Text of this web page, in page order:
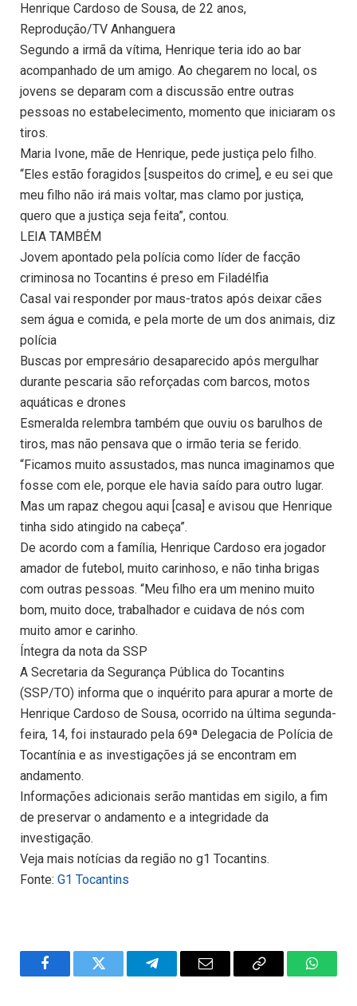
Henrique Cardoso de Sousa, de 22 anos,
Reprodução/TV Anhanguera
Segundo a irmã da vítima, Henrique teria ido ao bar
acompanhado de um amigo. Ao chegarem no local, os
jovens se deparam com a discussão entre outras
pessoas no estabelecimento, momento que iniciaram os
tiros.
Maria Ivone, mãe de Henrique, pede justiça pelo filho.
“Eles estão foragidos [suspeitos do crime], e eu sei que
meu filho não irá mais voltar, mas clamo por justiça,
quero que a justiça seja feita”, contou.
LEIA TAMBÉM
Jovem apontado pela polícia como líder de facção
criminosa no Tocantins é preso em Filadélfia
Casal vai responder por maus-tratos após deixar cães
sem água e comida, e pela morte de um dos animais, diz
polícia
Buscas por empresário desaparecido após mergulhar
durante pescaria são reforçadas com barcos, motos
aquáticas e drones
Esmeralda relembra também que ouviu os barulhos de
tiros, mas não pensava que o irmão teria se ferido.
“Ficamos muito assustados, mas nunca imaginamos que
fosse com ele, porque ele havia saído para outro lugar.
Mas um rapaz chegou aqui [casa] e avisou que Henrique
tinha sido atingido na cabeça”.
De acordo com a família, Henrique Cardoso era jogador
amador de futebol, muito carinhoso, e não tinha brigas
com outras pessoas. “Meu filho era um menino muito
bom, muito doce, trabalhador e cuidava de nós com
muito amor e carinho.
Íntegra da nota da SSP
A Secretaria da Segurança Pública do Tocantins
(SSP/TO) informa que o inquérito para apurar a morte de
Henrique Cardoso de Sousa, ocorrido na última segunda-
feira, 14, foi instaurado pela 69ª Delegacia de Polícia de
Tocantínia e as investigações já se encontram em
andamento.
Informações adicionais serão mantidas em sigilo, a fim
de preservar o andamento e a integridade da
investigação.
Veja mais notícias da região no g1 Tocantins.
Fonte: G1 Tocantins
FacebookTwitter TelegramEmail
Copy